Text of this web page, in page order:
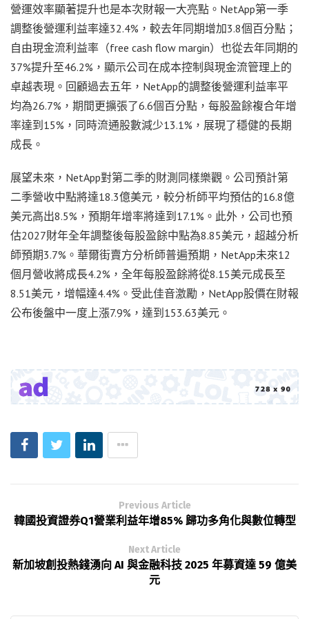
營運效率顯著提升也是本次財報一大亮點。NetApp第一季
調整後營運利益率達32.4%，較去年同期增加3.8個百分點；
自由現金流利益率（free cash flow margin）也從去年同期的
37%提升至46.2%，顯示公司在成本控制與現金流管理上的
卓越表現。回顧過去五年，NetApp的調整後營運利益率平
均為26.7%，期間更擴張了6.6個百分點，每股盈餘複合年增
率達到15%，同時流通股數減少13.1%，展現了穩健的長期
成長。
展望未來，NetApp對第二季的財測同樣樂觀。公司預計第
二季營收中點將達18.3億美元，較分析師平均預估的16.8億
美元高出8.5%，預期年增率將達到17.1%。此外，公司也預
估2027財年全年調整後每股盈餘中點為8.85美元，超越分析
師預期3.7%。華爾街賣方分析師普遍預期，NetApp未來12
個月營收將成長4.2%，全年每股盈餘將從8.15美元成長至
8.51美元，增幅達4.4%。受此佳音激勵，NetApp股價在財報
公布後盤中一度上漲7.9%，達到153.63美元。
Previous Article
韓國投資證券Q1營業利益年增85% 歸功多角化與數位轉型
Next Article
新加坡創投熱錢湧向 AI 與金融科技 2025 年募資達 59 億美
元